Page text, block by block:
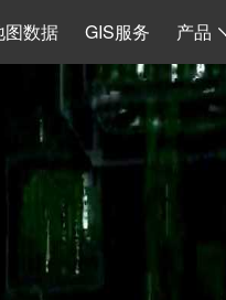
图数据 GIS服务 产品
水经微图CAD
二维系统
离线 API 源码